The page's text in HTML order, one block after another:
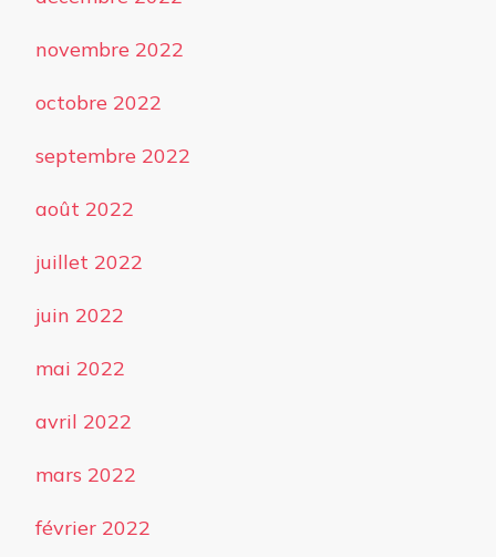
novembre 2022
octobre 2022
septembre 2022
août 2022
juillet 2022
juin 2022
mai 2022
avril 2022
mars 2022
février 2022